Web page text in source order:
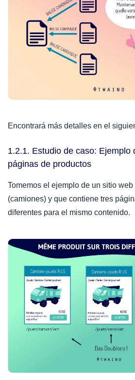
Encontrará más detalles en el
1.2.1. Estudio de caso: Ejemplo
páginas de productos
Tomemos el ejemplo de un sitio
(camiones) y que contiene tres
diferentes para el mismo contenido.